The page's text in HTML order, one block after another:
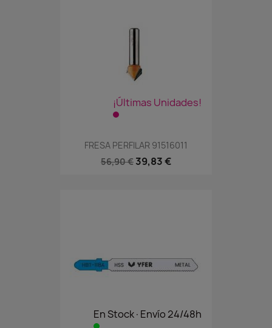
¡Últimas Unidades!
FRESA PERFILAR 91516011
56,90 € 39,83 €
En Stock·Envío 24/48h